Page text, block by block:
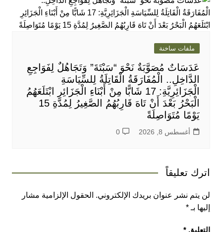
ملفات ساخنة
عَدَسَاتٌ مُصَوَّبَةٌ نَحْوَ “سَبْتَةَ” وَتَجَاهُلٌ لِفَوَاجِعِ
الدَّاخِلِ.. الْمُفَارَقَةُ الْقَاتِلَةُ لِلسِّيَاسَةِ
الْجَزَائِرِيَّةِ: 17 شَابًّا مِنْ أَبْنَاءِ الْجَزَائِرِ ابْتَلَعَهُمُ
الْبَحْرُ بَعْدَ أَنْ تَاهَ قَارِبُهُمُ الصَّغِيرُ لِمُدَّةِ 15
يَوْمًا مُتَوَاصِلَةً
أغسطس 8, 2026 0
اترك تعليقاً
لن يتم نشر عنوان بريدك الإلكتروني. الحقول الإلزامية مشار
إليها بـ *
التعليق *